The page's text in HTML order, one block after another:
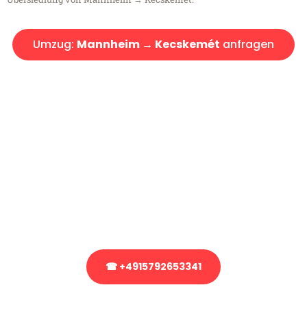
Umzug: Mannheim → Kecskemét anfragen
☎ +4915792653341